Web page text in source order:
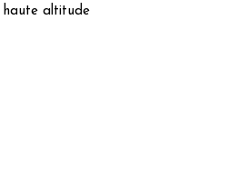
haute altitude